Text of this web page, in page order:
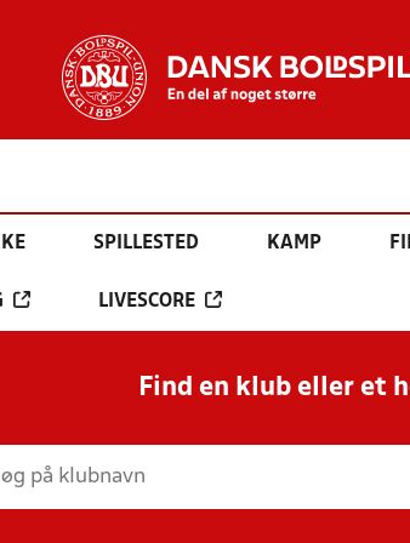
SPILLESTED KAMP
LIVESCORE
Find en klub eller et